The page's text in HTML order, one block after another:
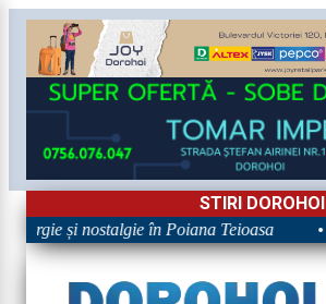
STIRI DOROHOI
și nostalgie în Poiana Teioasa